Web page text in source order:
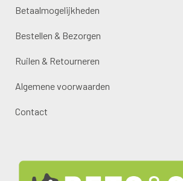
Betaalmogelijkheden
Bestellen & Bezorgen
Ruilen & Retourneren
Algemene voorwaarden
Contact